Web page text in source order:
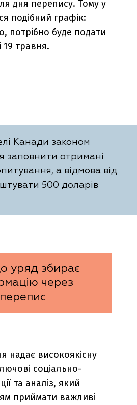
дня перепису. Тому у
подібний графік:
потрібно буде подати
19 травня.
Канади законом
заповнити отримані
а відмова від
500 доларів
уряд збирає
через
перепис
надає високоякісну
соціально-
та аналіз, який
приймати важливі